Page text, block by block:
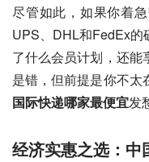
尽管如此，如果你着
UPS、DHL和FedEx的
了什么会员计划，还能
是错，但前提是你不太
国际快递哪家最便宜发
经济实惠之选：中